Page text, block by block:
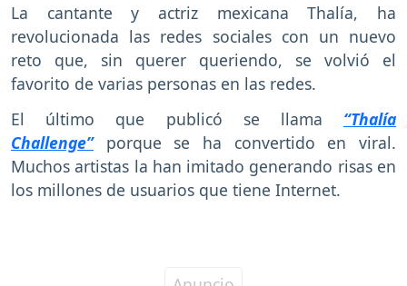
La cantante y actriz mexicana Thalía, ha
revolucionada las redes sociales con un nuevo
reto que, sin querer queriendo, se volvió el
favorito de varias personas en las redes.
El último que publicó se llama “Thalía
Challenge”porque se ha convertido en viral.
Muchos artistas la han imitado generando risas en
los millones de usuarios que tiene Internet.